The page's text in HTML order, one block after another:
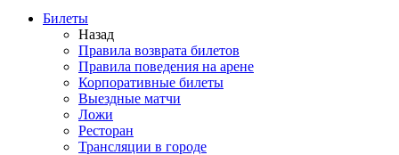
Билеты
Назад
Правила возврата билетов
Правила поведения на арене
Корпоративные билеты
Выездные матчи
Ложи
Ресторан
Трансляции в городе